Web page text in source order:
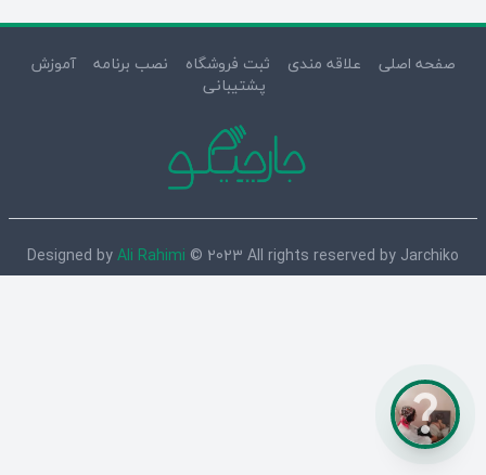
question_mark
صفحه اصلی علاقه مندی ثبت فروشگاه نصب برنامه
آموزش
پشتیبانی
Designed byAli Rahimi © 2023 All rights reserved by Jarchiko